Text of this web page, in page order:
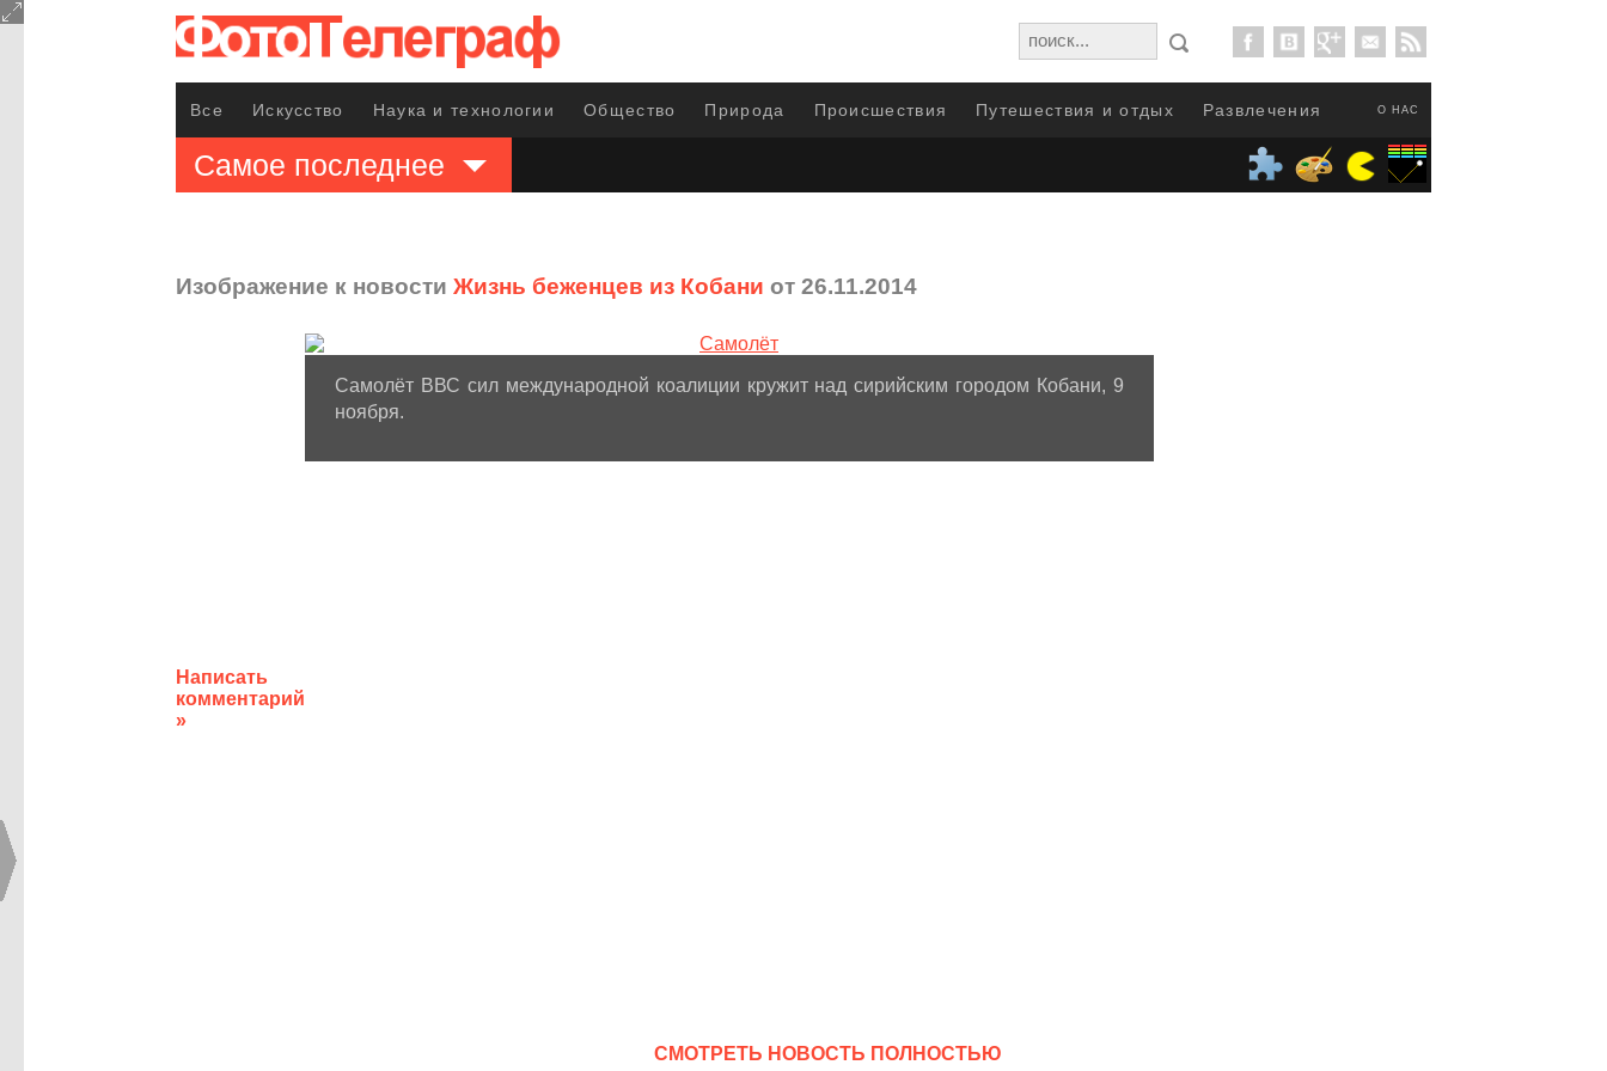
О НАС
Все Искусство Наука и технологии Общество Природа Происшествия Путешествия и отдых Развлечения
Самое последнее
Изображение к новости Жизнь беженцев из Кобани от 26.11.2014
Написать
комментарий
»
Самолёт ВВС сил международной коалиции кружит над сирийским городом Кобани, 9
ноября.
CМОТРЕТЬ НОВОСТЬ ПОЛНОСТЬЮ